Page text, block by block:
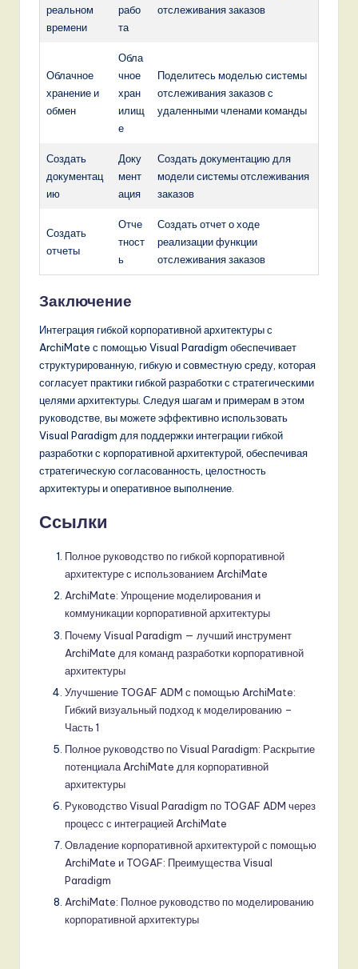
реальном
времени
рабо
та
отслеживания заказов
Облачное
хранение и
обмен
Обла
чное
хран
илищ
е
Поделитесь моделью системы
отслеживания заказов с
удаленными членами команды
Создать
документац
ию
Доку
мент
ация
Создать документацию для
модели системы отслеживания
заказов
Создать
отчеты
Отче
тност
ь
Создать отчет о ходе
реализации функции
отслеживания заказов
Заключение
Интеграция гибкой корпоративной архитектуры с
ArchiMate с помощью Visual Paradigm обеспечивает
структурированную, гибкую и совместную среду, которая
согласует практики гибкой разработки с стратегическими
целями архитектуры. Следуя шагам и примерам в этом
руководстве, вы можете эффективно использовать
Visual Paradigm для поддержки интеграции гибкой
разработки с корпоративной архитектурой, обеспечивая
стратегическую согласованность, целостность
архитектуры и оперативное выполнение.
Ссылки
Полное руководство по гибкой корпоративной
архитектуре с использованием ArchiMate
ArchiMate: Упрощение моделирования и
коммуникации корпоративной архитектуры
Почему Visual Paradigm — лучший инструмент
ArchiMate для команд разработки корпоративной
архитектуры
Улучшение TOGAF ADM с помощью ArchiMate:
Гибкий визуальный подход к моделированию –
Часть 1
Полное руководство по Visual Paradigm: Раскрытие
потенциала ArchiMate для корпоративной
архитектуры
Руководство Visual Paradigm по TOGAF ADM через
процесс с интеграцией ArchiMate
Овладение корпоративной архитектурой с помощью
ArchiMate и TOGAF: Преимущества Visual
Paradigm
ArchiMate: Полное руководство по моделированию
корпоративной архитектуры